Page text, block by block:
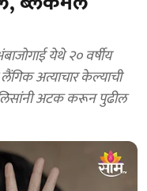
येथे २० वर्षीय
अत्याचार केल्याची
अटक करून पुढील